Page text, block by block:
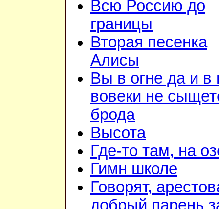
Всю Россию до
границы
Вторая песенка
Алисы
Вы в огне да и в
вовеки не
брода
Высота
Где-то там, на
Гимн школе
Говорят,
добрый парень